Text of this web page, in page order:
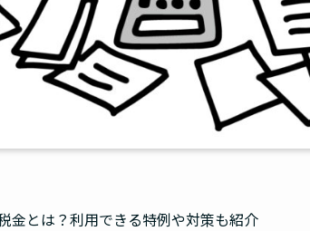
金とは？利用できる特例や対策も紹介